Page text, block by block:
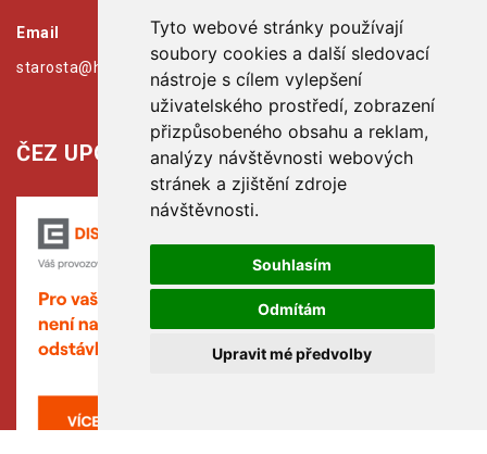
Tyto webové stránky používají
soubory cookies a další sledovací
nástroje s cílem vylepšení
uživatelského prostředí, zobrazení
přizpůsobeného obsahu a reklam,
analýzy návštěvnosti webových
stránek a zjištění zdroje
návštěvnosti.
Souhlasím
Odmítám
Upravit mé předvolby
Email
starosta@hribiny-ledska.cz
ČEZ UPOZORŇUJE: